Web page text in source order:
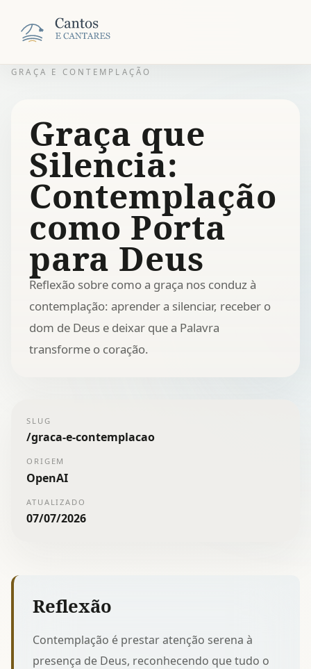
GRAÇA E CONTEMPLAÇÃO
Graça que
Silencia:
Contemplação
como Porta
para Deus
Reflexão sobre como a graça nos conduz à
contemplação: aprender a silenciar, receber o
dom de Deus e deixar que a Palavra
transforme o coração.
SLUG
/graca-e-contemplacao
ORIGEM
OpenAI
ATUALIZADO
07/07/2026
Reflexão
Contemplação é prestar atenção serena à
presença de Deus, reconhecendo que tudo o